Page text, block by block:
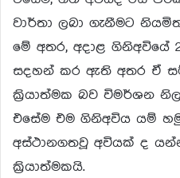
වාර්තා ලබා ගැනීමට
මේ අතර, අදාළ ගිනිඅවියේ
සදහන් කර ඇති අතර ඒ
ක්‍රියාත්මක බව විමර්ශන
එසේම එම ගිනිඅවිය යම්
අස්ථානගතවූ අවියක් ද
ක්‍රියාත්මකයි.